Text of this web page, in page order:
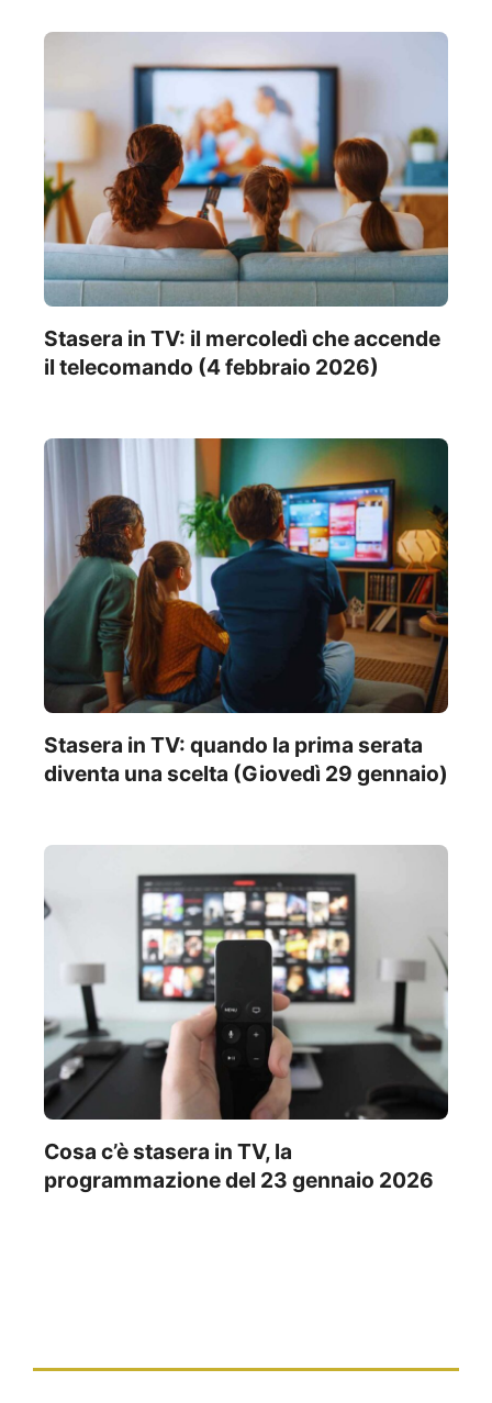
Stasera in TV: il mercoledì che accende
il telecomando (4 febbraio 2026)
Stasera in TV: quando la prima serata
diventa una scelta (Giovedì 29 gennaio)
Cosa c’è stasera in TV, la
programmazione del 23 gennaio 2026